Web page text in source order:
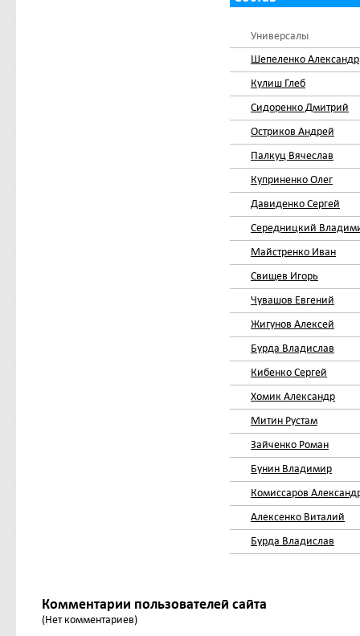
Универсалы
Шепеленко Александр
Кулиш Глеб
Сидоренко Дмитрий
Остриков Андрей
Палкуц Вячеслав
Куприненко Олег
Давиденко Сергей
Середницкий
Майстренко Иван
Свищев Игорь
Чувашов Евгений
Жигунов Алексей
Бурда Владислав
Кибенко Сергей
Хомик Александр
Митин Рустам
Зайченко Роман
Бунин Владимир
Комиссаров
Алексенко Виталий
Бурда Владислав
Комментарии пользователей сайта
(Нет комментариев)